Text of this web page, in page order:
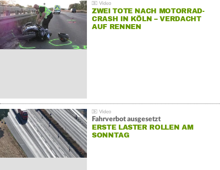
ZWEI TOTE NACH MOTORRAD-
CRASH IN KÖLN – VERDACHT
AUF RENNEN
Fahrverbot ausgesetzt
ERSTE LASTER ROLLEN AM
SONNTAG